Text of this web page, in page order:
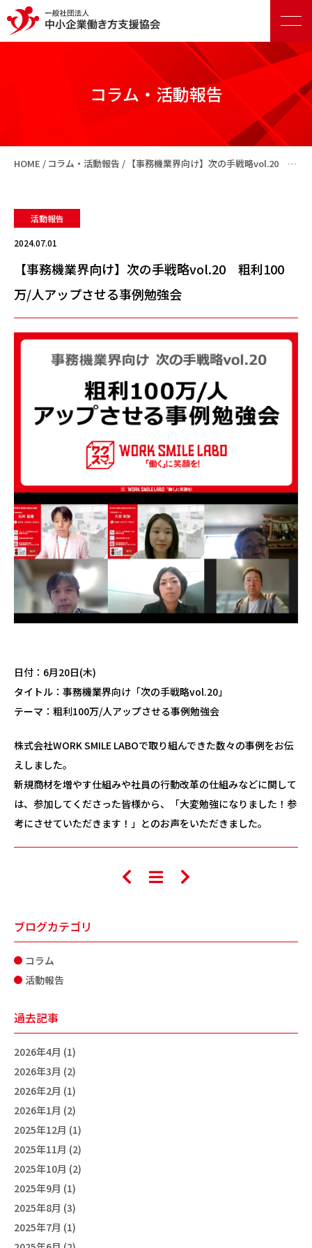
コラム・活動報告
HOME コラム・活動報告 【事務機業界向け】次の手戦略vol.20 粗利100万/人アップさせる事例勉強会
活動報告
2024.07.01
【事務機業界向け】次の手戦略vol.20 粗利100
万/人アップさせる事例勉強会
日付：6月20日(木)
タイトル：事務機業界向け「次の手戦略vol.20」
テーマ：粗利100万/人アップさせる事例勉強会
株式会社WORK SMILE LABOで取り組んできた数々の事例をお伝
えしました。
新規商材を増やす仕組みや社員の行動改革の仕組みなどに関して
は、参加してくださった皆様から、「大変勉強になりました！参
考にさせていただきます！」とのお声をいただきました。
ブログカテゴリ
コラム
活動報告
過去記事
2026年4月 (1)
2026年3月 (2)
2026年2月 (1)
2026年1月 (2)
2025年12月 (1)
2025年11月 (2)
2025年10月 (2)
2025年9月 (1)
2025年8月 (3)
2025年7月 (1)